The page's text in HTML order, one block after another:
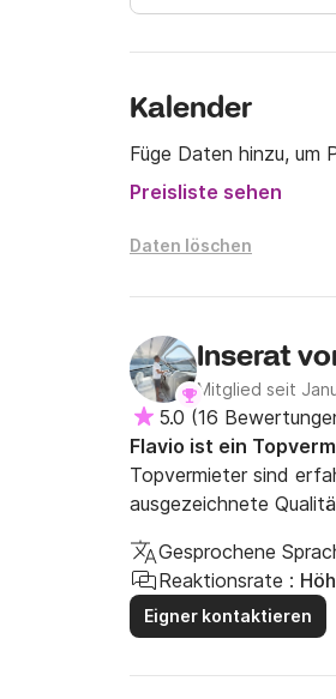
Abbildung und
Kalender
Füge Daten hinzu, um
Preisliste sehen
Daten löschen
Inserat
Mitglied seit
5.0 (16
Flavio ist ein
Topvermieter sind
ausgezeichnete
Gesprochene
Reaktionsrate :
Eigner kontaktieren